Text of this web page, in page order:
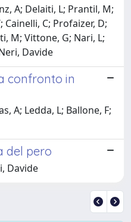
A; Delaiti, L; Prantil, M;
C; Profaizer, D;
M; Vittone, G; Nari, L;
Davide
confronto in
A; Ledda, L; Ballone, F;
del pero
Davide